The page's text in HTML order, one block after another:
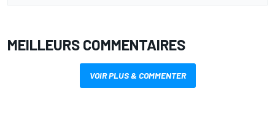
MEILLEURS COMMENTAIRES
VOIR PLUS & COMMENTER